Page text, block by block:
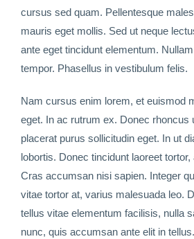
cursus sed quam. Pellentesque
mauris eget mollis. Sed ut neque
ante eget tincidunt elementum.
tempor. Phasellus in vestibulum felis.
Nam cursus enim lorem, et euismod
eget. In ac rutrum ex. Donec rhoncus
placerat purus sollicitudin eget. In ut
lobortis. Donec tincidunt laoreet tortor,
Cras accumsan nisi sapien. Integer
vitae tortor at, varius malesuada leo.
tellus vitae elementum facilisis, nulla
nunc, quis accumsan ante elit in tellus.